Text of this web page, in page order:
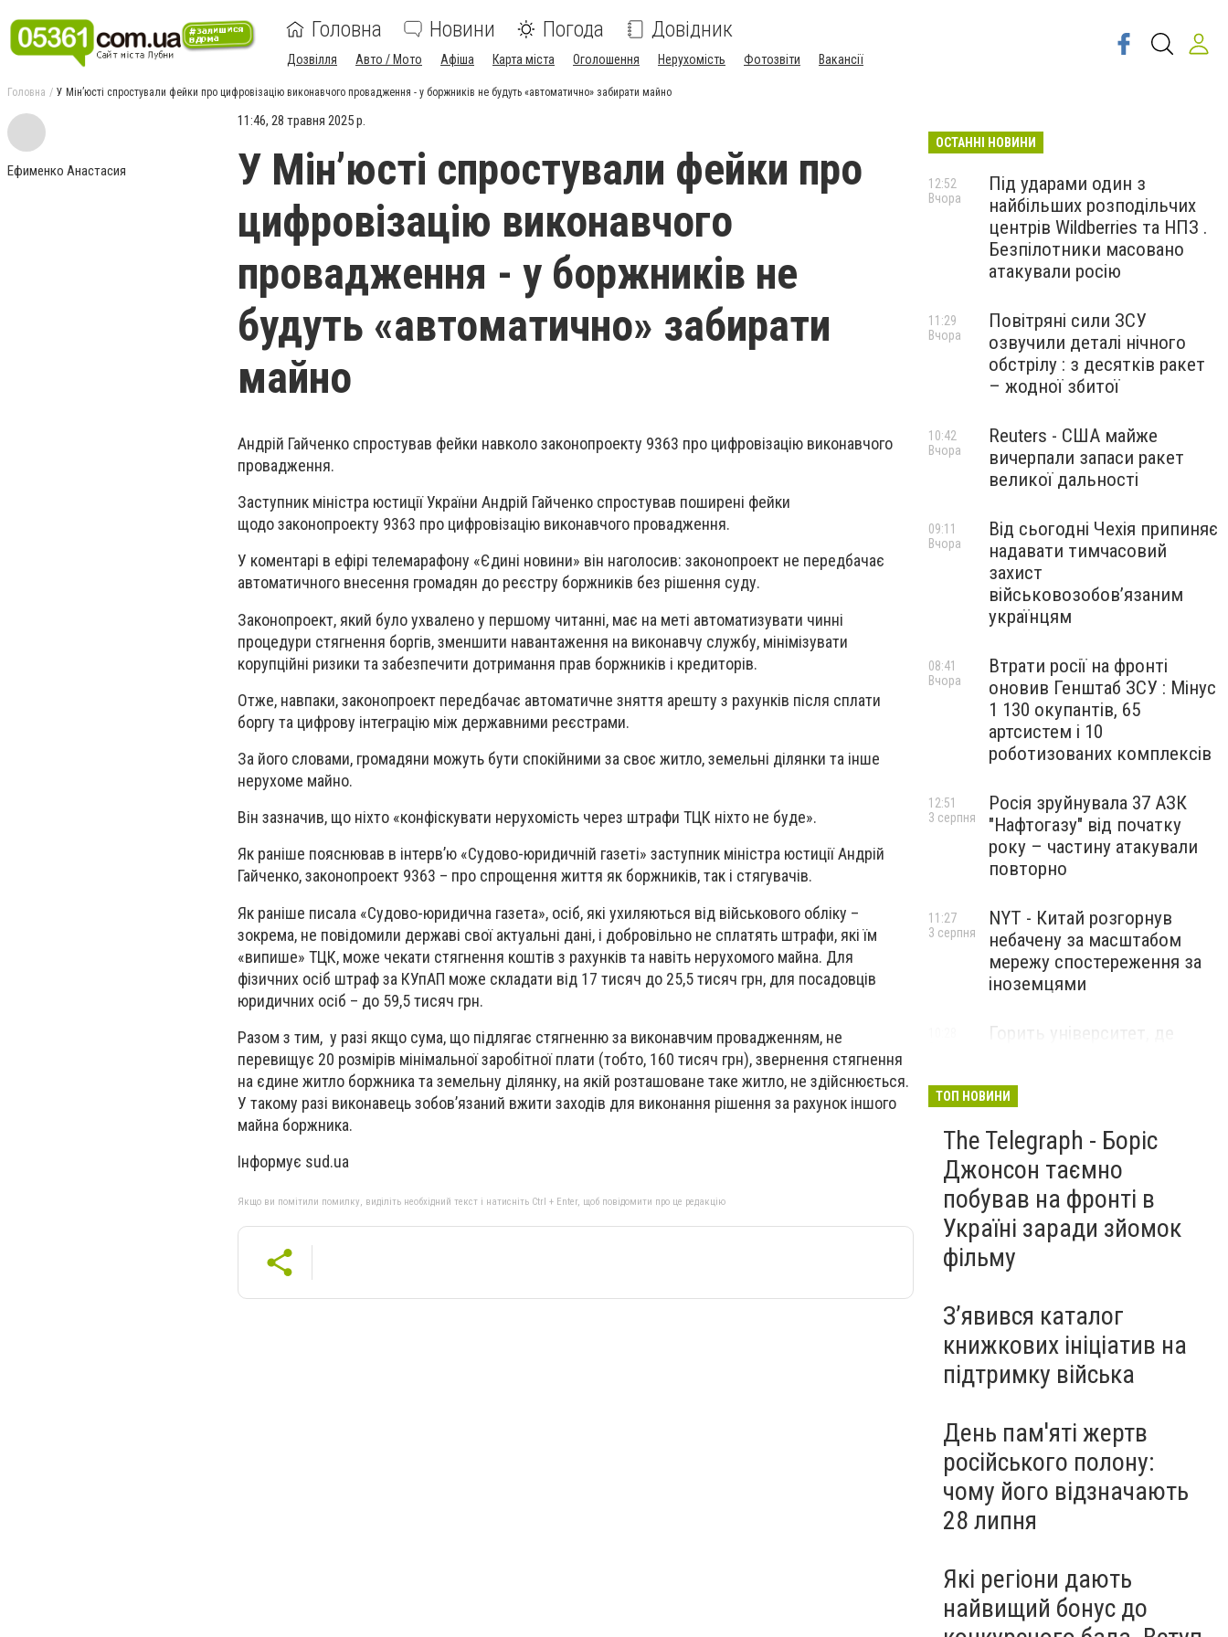
Головна Новини Погода Довідник
Дозвілля Авто / Мото Афіша Карта міста Оголошення Нерухомість Фотозвіти Вакансії
Головна У Мін’юсті спростували фейки про цифровізацію виконавчого провадження - у боржників не будуть «автоматично» забирати майно
Ефименко Анастасия
11:46, 28 травня 2025 р.
У Мін’юсті спростували фейки про
цифровізацію виконавчого
провадження - у боржників не
будуть «автоматично» забирати
майно
Андрій Гайченко спростував фейки навколо законопроекту 9363 про цифровізацію виконавчого
провадження.
Заступник міністра юстиції України Андрій Гайченко спростував поширені фейки
щодо законопроекту 9363 про цифровізацію виконавчого провадження.
У коментарі в ефірі телемарафону «Єдині новини» він наголосив: законопроект не передбачає
автоматичного внесення громадян до реєстру боржників без рішення суду.
Законопроект, який було ухвалено у першому читанні, має на меті автоматизувати чинні
процедури стягнення боргів, зменшити навантаження на виконавчу службу, мінімізувати
корупційні ризики та забезпечити дотримання прав боржників і кредиторів.
Отже, навпаки, законопроект передбачає автоматичне зняття арешту з рахунків після сплати
боргу та цифрову інтеграцію між державними реєстрами.
За його словами, громадяни можуть бути спокійними за своє житло, земельні ділянки та інше
нерухоме майно.
Він зазначив, що ніхто «конфіскувати нерухомість через штрафи ТЦК ніхто не буде».
Як раніше пояснював в інтерв’ю «Судово-юридичній газеті» заступник міністра юстиції Андрій
Гайченко, законопроект 9363 – про спрощення життя як боржників, так і стягувачів.
Як раніше писала «Судово-юридична газета», осіб, які ухиляються від військового обліку –
зокрема, не повідомили державі свої актуальні дані, і добровільно не сплатять штрафи, які їм
«випише» ТЦК, може чекати стягнення коштів з рахунків та навіть нерухомого майна. Для
фізичних осіб штраф за КУпАП може складати від 17 тисяч до 25,5 тисяч грн, для посадовців
юридичних осіб – до 59,5 тисяч грн.
Разом з тим, у разі якщо сума, що підлягає стягненню за виконавчим провадженням, не
перевищує 20 розмірів мінімальної заробітної плати (тобто, 160 тисяч грн), звернення стягнення
на єдине житло боржника та земельну ділянку, на якій розташоване таке житло, не здійснюється.
У такому разі виконавець зобов’язаний вжити заходів для виконання рішення за рахунок іншого
майна боржника.
Інформує sud.ua
Якщо ви помітили помилку, виділіть необхідний текст і натисніть Ctrl + Enter, щоб повідомити про це редакцію
ОСТАННІ НОВИНИ
Під ударами один з
найбільших розподільчих
центрів Wildberries та НПЗ .
Безпілотники масовано
атакували росію
12:52
Вчора
Повітряні сили ЗСУ
озвучили деталі нічного
обстрілу : з десятків ракет
– жодної збитої
11:29
Вчора
Reuters - США майже
вичерпали запаси ракет
великої дальності
10:42
Вчора
Від сьогодні Чехія припиняє
надавати тимчасовий
захист
військовозобов’язаним
українцям
09:11
Вчора
Втрати росії на фронті
оновив Генштаб ЗСУ : Мінус
1 130 окупантів, 65
артсистем і 10
роботизованих комплексів
08:41
Вчора
Росія зруйнувала 37 АЗК
"Нафтогазу" від початку
року – частину атакували
повторно
12:51
3 серпня
NYT - Китай розгорнув
небачену за масштабом
мережу спостереження за
іноземцями
11:27
3 серпня
Горить університет, де
ТОП НОВИНИ
The Telegraph - Боріс
Джонсон таємно
побував на фронті в
Україні заради зйомок
фільму
З’явився каталог
книжкових ініціатив на
підтримку війська
День пам'яті жертв
російського полону:
чому його відзначають
28 липня
Які регіони дають
найвищий бонус до